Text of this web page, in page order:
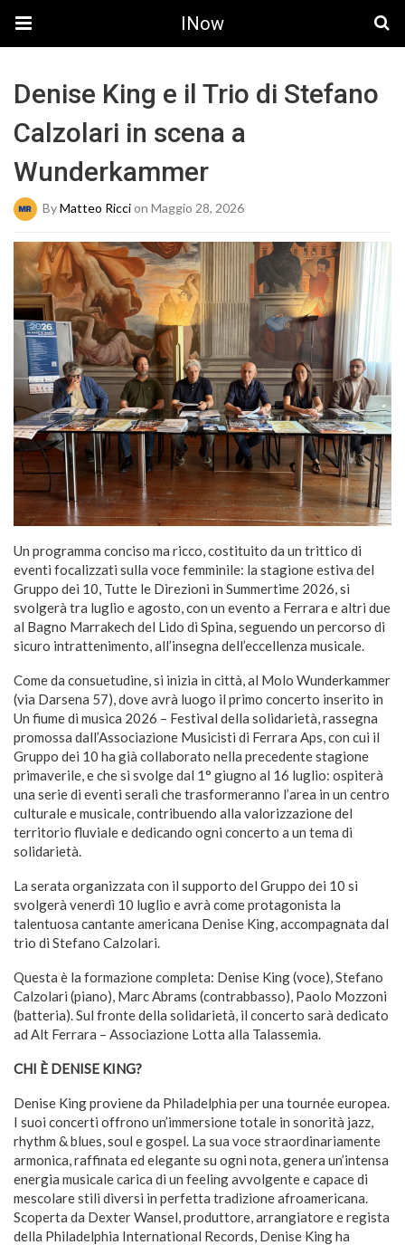
INow
Denise King e il Trio di Stefano
Calzolari in scena a
Wunderkammer
ByMatteo Riccion Maggio 28, 2026
Un programma conciso ma ricco, costituito da un trittico di
eventi focalizzati sulla voce femminile: la stagione estiva del
Gruppo dei 10, Tutte le Direzioni in Summertime 2026, si
svolgerà tra luglio e agosto, con un evento a Ferrara e altri due
al Bagno Marrakech del Lido di Spina, seguendo un percorso di
sicuro intrattenimento, all’insegna dell’eccellenza musicale.
Come da consuetudine, si inizia in città, al Molo Wunderkammer
(via Darsena 57), dove avrà luogo il primo concerto inserito in
Un fiume di musica 2026 – Festival della solidarietà, rassegna
promossa dall’Associazione Musicisti di Ferrara Aps, con cui il
Gruppo dei 10 ha già collaborato nella precedente stagione
primaverile, e che si svolge dal 1° giugno al 16 luglio: ospiterà
una serie di eventi serali che trasformeranno l’area in un centro
culturale e musicale, contribuendo alla valorizzazione del
territorio fluviale e dedicando ogni concerto a un tema di
solidarietà.
La serata organizzata con il supporto del Gruppo dei 10 si
svolgerà venerdì 10 luglio e avrà come protagonista la
talentuosa cantante americana Denise King, accompagnata dal
trio di Stefano Calzolari.
Questa è la formazione completa: Denise King (voce), Stefano
Calzolari (piano), Marc Abrams (contrabbasso), Paolo Mozzoni
(batteria). Sul fronte della solidarietà, il concerto sarà dedicato
ad Alt Ferrara – Associazione Lotta alla Talassemia.
CHI È DENISE KING?
Denise King proviene da Philadelphia per una tournée europea.
I suoi concerti offrono un’immersione totale in sonorità jazz,
rhythm & blues, soul e gospel. La sua voce straordinariamente
armonica, raffinata ed elegante su ogni nota, genera un’intensa
energia musicale carica di un feeling avvolgente e capace di
mescolare stili diversi in perfetta tradizione afroamericana.
Scoperta da Dexter Wansel, produttore, arrangiatore e regista
della Philadelphia International Records, Denise King ha